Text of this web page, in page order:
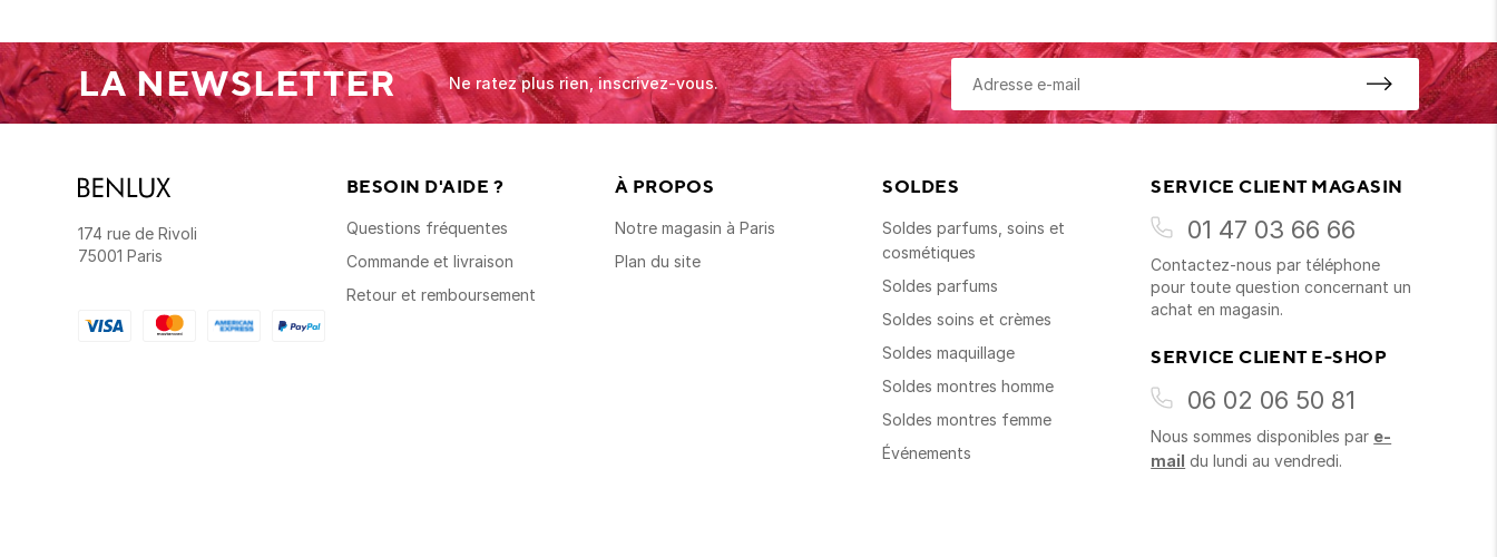
LA NEWSLETTER Ne ratez plus rien, inscrivez-vous.
174 rue de Rivoli
75001 Paris
BESOIN D'AIDE ?
Questions fréquentes
Commande et livraison
Retour et remboursement
À PROPOS
Notre magasin à Paris
Plan du site
SOLDES
Soldes parfums, soins et
cosmétiques
Soldes parfums
Soldes soins et crèmes
Soldes maquillage
Soldes montres homme
Soldes montres femme
Événements
SERVICE CLIENT MAGASIN
01 47 03 66 66
Contactez-nous par téléphone
pour toute question concernant un
achat en magasin.
SERVICE CLIENT E-SHOP
06 02 06 50 81
Nous sommes disponibles par e-
mail du lundi au vendredi.